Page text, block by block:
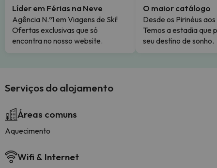
Líder em Férias na Neve
Agência N.º1 em Viagens de Ski!
Ofertas exclusivas que só
encontra no nosso website.
O maior catálogo
Desde os Pirinéus
Temos a estadia que
seu destino de sonho.
Serviços do alojamento
Áreas comuns
Aquecimento
Wifi & Internet